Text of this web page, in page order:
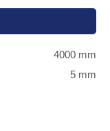
4000 mm
5 mm